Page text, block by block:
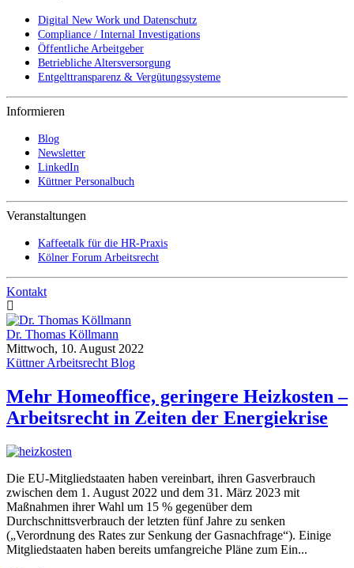
Digital New Work und Datenschutz
Compliance / Internal Investigations
Öffentliche Arbeitgeber
Betriebliche Altersversorgung
Entgelttransparenz & Vergütungssysteme
Informieren
Blog
Newsletter
LinkedIn
Küttner Personalbuch
Veranstaltungen
Kaffeetalk für die HR-Praxis
Kölner Forum Arbeitsrecht
Kontakt
Dr. Thomas Köllmann
Mittwoch, 10. August 2022
Küttner Arbeitsrecht Blog
Mehr Homeoffice, geringere Heizkosten –
Arbeitsrecht in Zeiten der Energiekrise
Die EU-Mitgliedstaaten haben vereinbart, ihren Gasverbrauch
zwischen dem 1. August 2022 und dem 31. März 2023 mit
Maßnahmen ihrer Wahl um 15 % gegenüber dem
Durchschnittsverbrauch der letzten fünf Jahre zu senken
(„Verordnung des Rates zur Senkung der Gasnachfrage“). Einige
Mitgliedstaaten haben bereits umfangreiche Pläne zum Ein...